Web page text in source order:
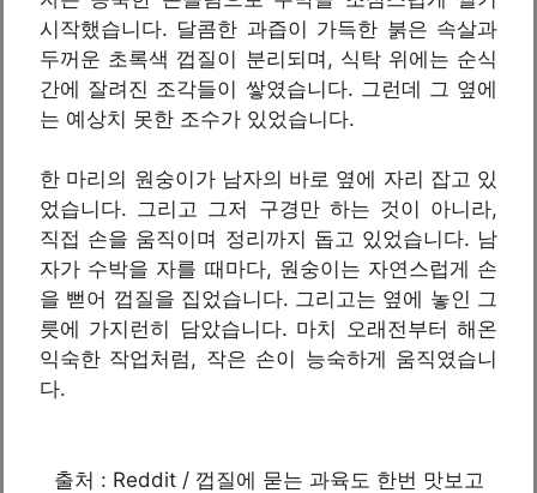
시작했습니다. 달콤한 과즙이 가득한 붉은 속살과
두꺼운 초록색 껍질이 분리되며, 식탁 위에는 순식
간에 잘려진 조각들이 쌓였습니다. 그런데 그 옆에
는 예상치 못한 조수가 있었습니다.
한 마리의 원숭이가 남자의 바로 옆에 자리 잡고 있
었습니다. 그리고 그저 구경만 하는 것이 아니라,
직접 손을 움직이며 정리까지 돕고 있었습니다. 남
자가 수박을 자를 때마다, 원숭이는 자연스럽게 손
을 뻗어 껍질을 집었습니다. 그리고는 옆에 놓인 그
릇에 가지런히 담았습니다. 마치 오래전부터 해온
익숙한 작업처럼, 작은 손이 능숙하게 움직였습니
다.
출처 : Reddit / 껍질에 묻는 과육도 한번 맛보고